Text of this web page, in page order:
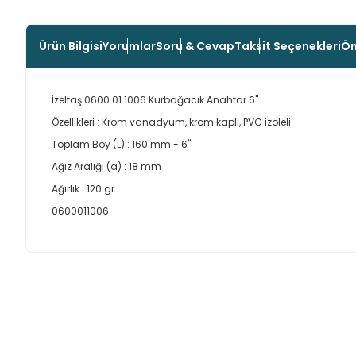
Ürün BilgisiYorumlarSoru & CevapTaksit Seçenekleri
İzeltaş 0600 01 1006 Kurbağacık Anahtar 6"
Özellikleri : Krom vanadyum, krom kaplı, PVC izoleli
Toplam Boy (L) : 160 mm - 6"
Ağız Aralığı (a) : 18 mm
Ağırlık : 120 gr.
0600011006